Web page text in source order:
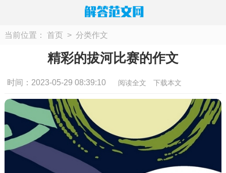
当前位置： 首页 > 分类作文
精彩的拔河比赛的作文
时间：2023-05-29 08:39:10 阅读全文 下载本文